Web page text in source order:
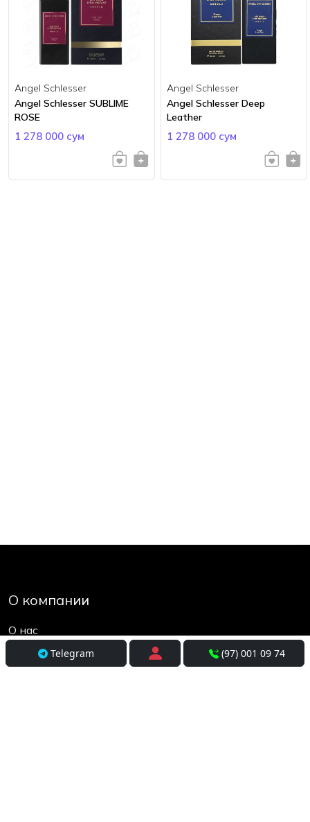
Angel Schlesser
Angel Schlesser SUBLIME
ROSE
1 278 000 сум
Angel Schlesser
Angel Schlesser Deep
Leather
1 278 000 сум
О компании
О нас
КонтактыTelegram (97) 001 09 74